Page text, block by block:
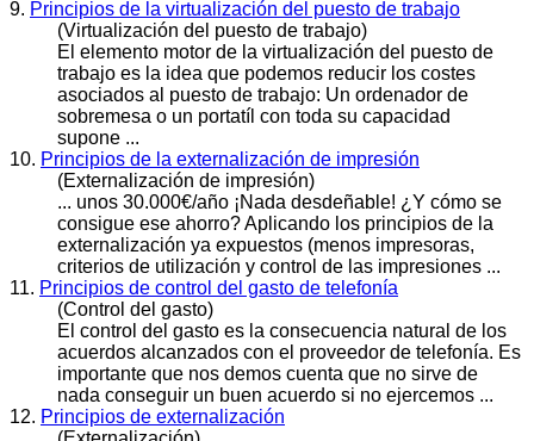
9. Principios de la virtualización del puesto de trabajo
(Virtualización del puesto de trabajo)
El elemento motor de la virtualización del puesto de
trabajo es la idea que podemos reducir los costes
asociados al puesto de trabajo: Un ordenador de
sobremesa o un portatíl con toda su capacidad
supone ...
10. Principios de la externalización de impresión
(Externalización de impresión)
... unos 30.000€/año ¡Nada desdeñable! ¿Y cómo se
consigue ese ahorro? Aplicando los principios de la
externalización ya expuestos (menos impresoras,
criterios de utilización y control de las impresiones ...
11. Principios de control del gasto de telefonía
(Control del gasto)
El control del gasto es la consecuencia natural de los
acuerdos alcanzados con el proveedor de telefonía. Es
importante que nos demos cuenta que no sirve de
nada conseguir un buen acuerdo si no ejercemos ...
12. Principios de externalización